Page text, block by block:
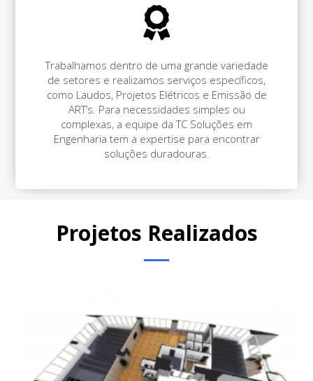
Trabalhamos dentro de uma grande variedade
de setores e realizamos serviços específicos,
como Laudos, Projetos Elétricos e Emissão de
ART’s. Para necessidades simples ou
complexas, a equipe da TC Soluções em
Engenharia tem a expertise para encontrar
soluções duradouras.
Projetos Realizados